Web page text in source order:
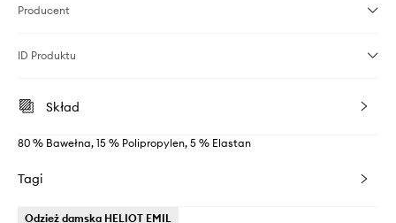
Producent
ID Produktu
Skład
80 % Bawełna, 15 % Polipropylen, 5 % Elastan
Tagi
Odzież damska HELIOT EMIL